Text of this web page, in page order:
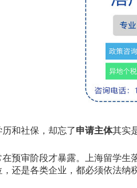
和社保，却忘了申请主体其实
审阶段才暴露。上海留学生
还是各类企业，都必须依法纳